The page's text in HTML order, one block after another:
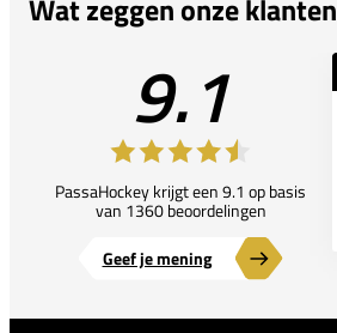
Wat zeggen onze klanten
9.1
PassaHockey krijgt een 9.1 op basis
van 1360 beoordelingen
Geef je mening